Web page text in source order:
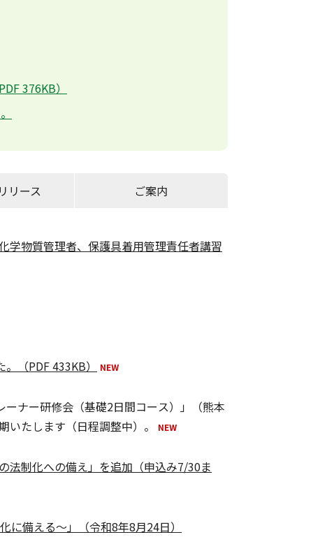
376KB）
リース ご案内
学物質管理者、保護具着用管理責任者講習
（PDF 433KB）
ナー研修会（基礎2日間コース）」（熊本
たします（日程調整中）。
法制化への備え」を追加（申込み7/30ま
備える～」（令和8年8月24日）